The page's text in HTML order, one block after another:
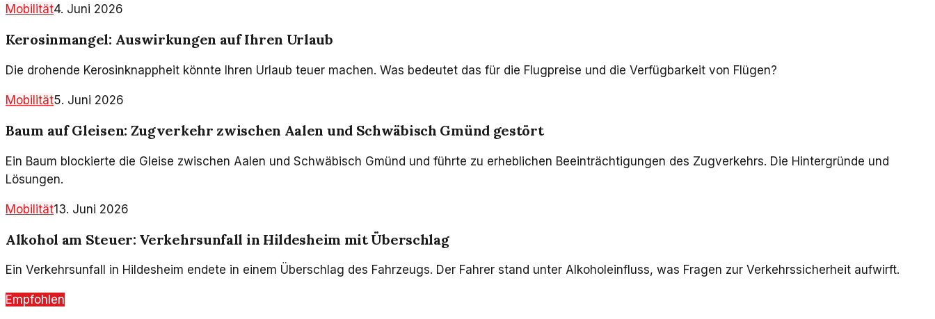
Mobilität4. Juni 2026
Kerosinmangel: Auswirkungen auf Ihren Urlaub
Die drohende Kerosinknappheit könnte Ihren Urlaub teuer machen. Was bedeutet das für die Flugpreise und die Verfügbarkeit von Flügen?
Mobilität5. Juni 2026
Baum auf Gleisen: Zugverkehr zwischen Aalen und Schwäbisch Gmünd gestört
Ein Baum blockierte die Gleise zwischen Aalen und Schwäbisch Gmünd und führte zu erheblichen Beeinträchtigungen des Zugverkehrs. Die Hintergründe und
Lösungen.
Mobilität13. Juni 2026
Alkohol am Steuer: Verkehrsunfall in Hildesheim mit Überschlag
Ein Verkehrsunfall in Hildesheim endete in einem Überschlag des Fahrzeugs. Der Fahrer stand unter Alkoholeinfluss, was Fragen zur Verkehrssicherheit aufwirft.
Empfohlen